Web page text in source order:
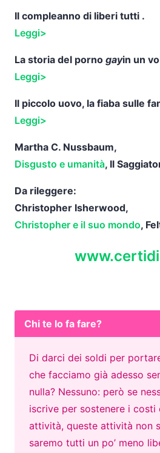
Il compleanno di liberi tutti .
Leggi>
La storia del porno gayin un
Leggi>
Il piccolo uovo, la fiaba sulle
Leggi>
Martha C. Nussbaum,
Disgusto e umanità, Il
Da rileggere:
Christopher Isherwood,
Christopher e il suo mondo,
Chi te lo fa fare?
Di darci dei soldi per
che facciamo già adesso
nulla? Nessuno: però se
iscrive per sostenere i costi
attività, queste attività non
saremo tutti un po’ meno